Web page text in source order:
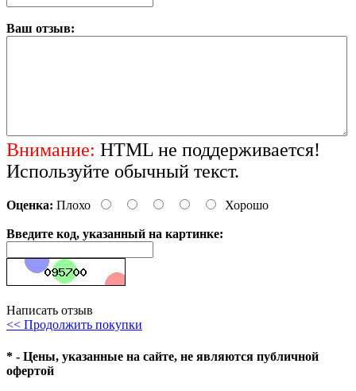
Ваш отзыв:
Внимание: HTML не поддерживается!
Используйте обычный текст.
Оценка: Плохо Хорошо
Введите код, указанный на картинке:
Написать отзыв
<< Продолжить покупки
* - Цены, указанные на сайте, не являются публичной
офертой